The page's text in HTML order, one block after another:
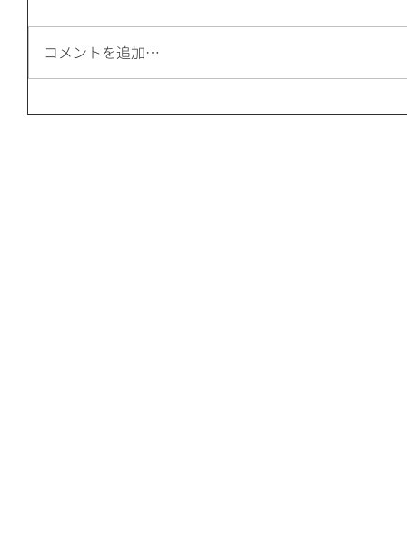
コメントを追加…